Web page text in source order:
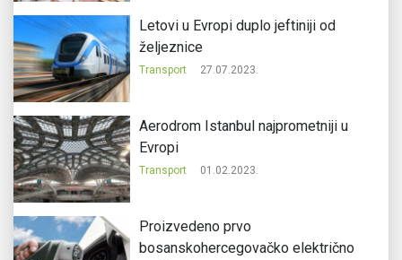
Letovi u Evropi duplo jeftiniji od
željeznice
Transport 27.07.2023.
Aerodrom Istanbul najprometniji u
Evropi
Transport 01.02.2023.
Proizvedeno prvo
bosanskohercegovačko električno